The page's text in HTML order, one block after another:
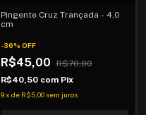
Pingente Cruz Trançada - 4,0
cm
-36% OFF
R$45,00
R$70,00
R$40,50 com Pix
9 x de R$5,00 sem juros